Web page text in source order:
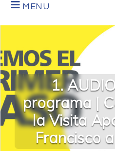
MENU
1.
programa |
la Visita
Francisco